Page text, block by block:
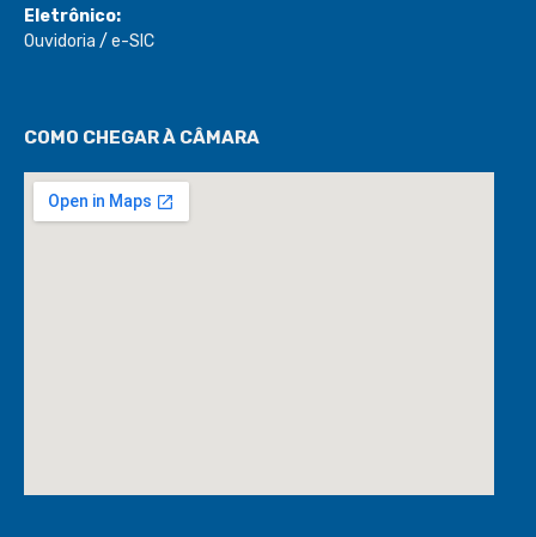
Eletrônico:
Ouvidoria / e-SIC
COMO CHEGAR À CÂMARA